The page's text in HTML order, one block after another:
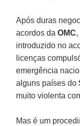
Após duras
acordos daOMC,
introduzido no
licenças
emergência
alguns países do
muito violenta
Mas é um